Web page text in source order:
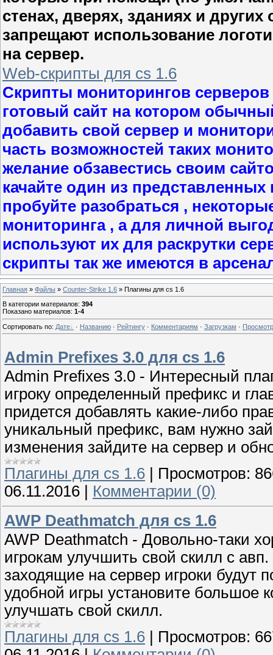
стенах, дверях, зданиях и
запрещают использование
на сервер.
Web-скрипты для cs 1.6
Скрипты мониторингов серверов
готовый сайт на котором
добавить свой сервер и
часть возможностей таких
желание обзавестись своим
качайте один из представленных
пробуйте разобраться ,
мониторинга , а для личной
используют их для раскрутки
скрипты так же имеются в
Главная » Файлы » Counter-Strike 1.6 » Плагины для cs 1.6
В категории материалов: 394
Показано материалов: 1-4
Сортировать по: Дате · Названию · Рейтингу · Комментариям · Загрузкам ·
Admin Prefixes 3.0 для cs 1.6
Admin Prefixes 3.0 - Интересный
игроку определенный префикс и
придется добавлять какие-либо
уникальный префикс, вам нужно
изменения зайдите на сервер и
Плагины для cs 1.6
Просмотров:
06.11.2016
Комментарии (0)
AWP Deathmatch для cs 1.6
AWP Deathmatch - Довольно-таки
игрокам улучшить свой скилл с
заходящие на сервер игроки будут
удобной игры установите большое
улучшать свой скилл.
Плагины для cs 1.6
Просмотров: